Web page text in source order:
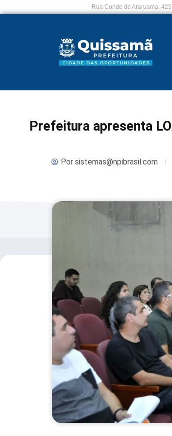
Rua Conde de Araruama,
Prefeitura apresenta
Porsistemas@npibrasil.com